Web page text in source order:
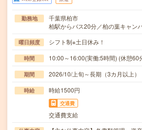
勤務地
千葉県柏市
柏駅からバス20分／柏の葉キャン
曜日頻度 シフト制※土日休み！
時間 10:00～16:00(実働:5時間) (休憩
期間 2026/10/上旬～長期（3カ月以上
時給 時給1500円
交通費
交通費支給